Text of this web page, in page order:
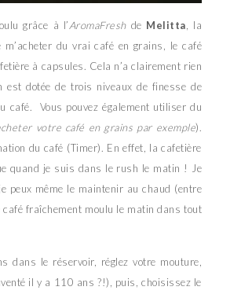
grâce à l’AromaFresh de Melitta , la
du vrai café en grains, le café
à capsules. Cela n’a clairement rien
est dotée de trois niveaux de finesse de
café. Vous pouvez également utiliser du
votre café en grains par exemple).
du café (Timer). En effet, la cafetière
quand je suis dans le rush le matin ! Je
peux même le maintenir au chaud (entre
fraîchement moulu le matin dans tout
dans le réservoir, réglez votre mouture,
il y a 110 ans ?!), puis, choisissez le